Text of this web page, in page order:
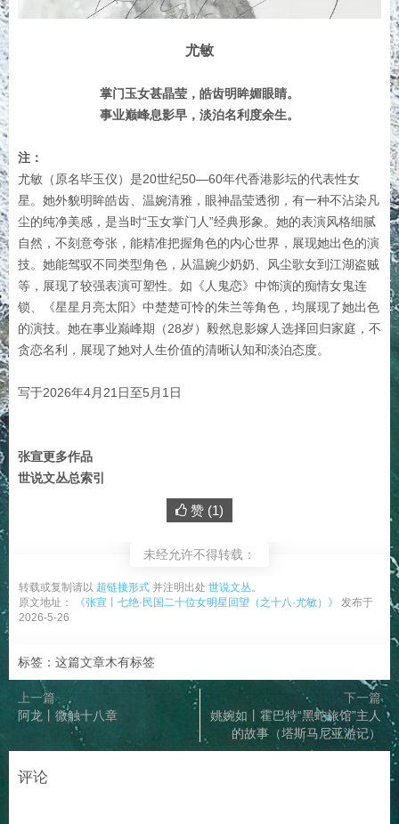
尤敏
掌门玉女甚晶莹，皓齿明眸媚眼睛。
事业巅峰息影早，淡泊名利度余生。
注：
尤敏（原名毕玉仪）是20世纪50—60年代香港影坛的代表性女
星。她外貌明眸皓齿、温婉清雅，眼神晶莹透彻，有一种不沾染凡
尘的纯净美感，是当时“玉女掌门人”经典形象。她的表演风格细腻
自然，不刻意夸张，能精准把握角色的内心世界，展现她出色的演
技。她能驾驭不同类型角色，从温婉少奶奶、风尘歌女到江湖盗贼
等，展现了较强表演可塑性。如《人鬼恋》中饰演的痴情女鬼连
锁、《星星月亮太阳》中楚楚可怜的朱兰等角色，均展现了她出色
的演技。她在事业巅峰期（28岁）毅然息影嫁人选择回归家庭，不
贪恋名利，展现了她对人生价值的清晰认知和淡泊态度。
写于2026年4月21日至5月1日
张宣更多作品
世说文丛总索引
赞 (1)
未经允许不得转载：
转载或复制请以 超链接形式 并注明出处 世说文丛。
原文地址：
《张宣丨七绝·民国二十位女明星回望（之十八·尤敏）》
发布于
2026-5-26
标签：这篇文章木有标签
上一篇
阿龙丨微触十八章
下一篇
姚婉如丨霍巴特“黑蛇旅馆”主人
的故事（塔斯马尼亚游记）
评论